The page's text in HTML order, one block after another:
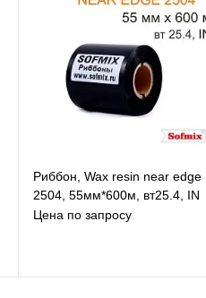
К сравнению
Под заказ
Риббон, Wax resin near edge
2504, 55мм*600м, вт25.4, IN
Цена по запросу